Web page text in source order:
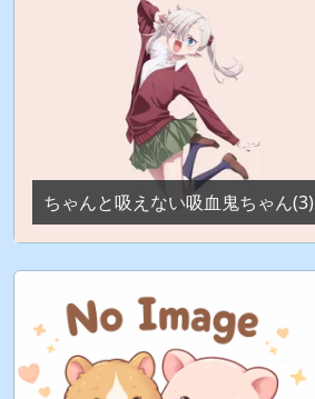
ちゃんと吸えない吸血鬼ちゃん(3)